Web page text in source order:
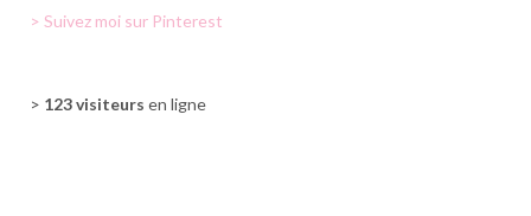
> Suivez moi sur Pinterest
> 123 visiteurs en ligne